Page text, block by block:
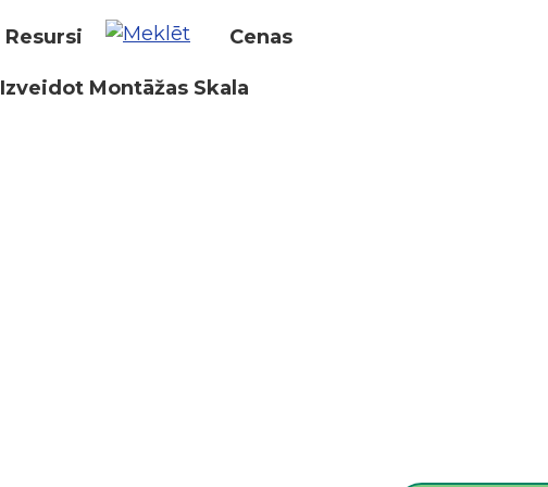
Resursi Cenas
Izveidot Montāžas Skala